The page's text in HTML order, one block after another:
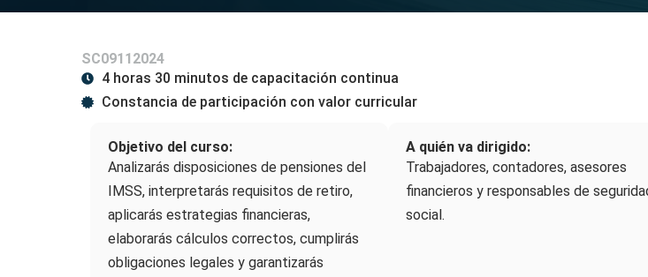
SC09112024
4 horas 30 minutos de capacitación continua
Constancia de participación con valor curricular
Objetivo del curso:
Analizarás disposiciones de pensiones del
IMSS, interpretarás requisitos de retiro,
aplicarás estrategias financieras,
elaborarás cálculos correctos, cumplirás
obligaciones legales y garantizarás
A quién va dirigido:
Trabajadores, contadores, asesores
financieros y responsables de
social.